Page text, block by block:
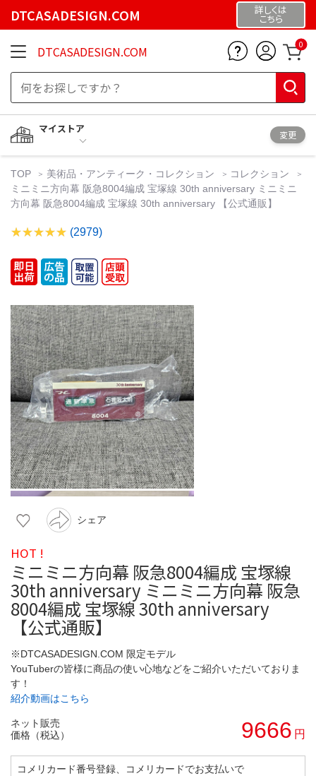
DTCASADESIGN.COM 詳しくは
こちら
DTCASADESIGN.COM 0
マイストア
変更
TOP 美術品・アンティーク・コレクション
コレクション
ミニミニ方向幕 阪急8004編成 宝塚線 30th anniversary ミニミニ
方向幕 阪急8004編成 宝塚線 30th anniversary 【公式通販】
(2979)
シェア
HOT !
ミニミニ方向幕 阪急8004編成 宝塚線
30th anniversary ミニミニ方向幕 阪急
8004編成 宝塚線 30th anniversary
【公式通販】
※DTCASADESIGN.COM 限定モデル
YouTuberの皆様に商品の使い心地などをご紹介いただいておりま
す！
紹介動画はこちら
ネット販売
価格（税込）
9666 円
コメリカード番号登録、コメリカードでお支払いで